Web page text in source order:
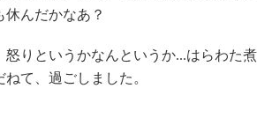
休んだかなあ？
りというかなんというか...はらわた
て、過ごしました。